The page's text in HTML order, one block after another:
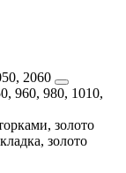
2060
960, 980, 1010,
золото
золото